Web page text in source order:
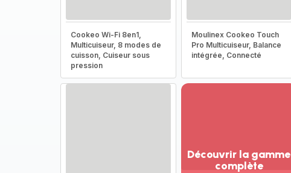
Cookeo Wi-Fi 8en1,
Multicuiseur, 8 modes de
cuisson, Cuiseur sous
pression
Moulinex Cookeo Touch
Pro Multicuiseur, Balance
intégrée, Connecté
Découvrir la gamme
complète